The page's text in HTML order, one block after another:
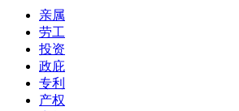
亲属
劳工
投资
政庇
专利
产权